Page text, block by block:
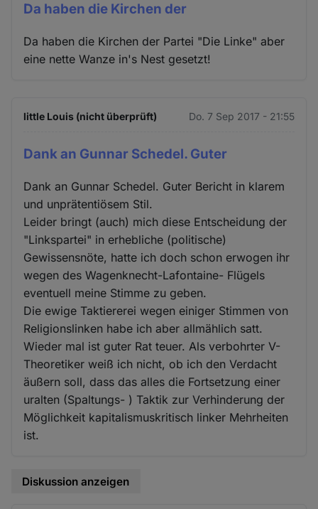
Da haben die Kirchen der
Da haben die Kirchen der Partei "Die Linke" aber
eine nette Wanze in's Nest gesetzt!
little Louis (nicht überprüft) Do. 7 Sep 2017 - 21:55
Dank an Gunnar Schedel. Guter
Dank an Gunnar Schedel. Guter Bericht in klarem
und unprätentiösem Stil.
Leider bringt (auch) mich diese Entscheidung der
"Linkspartei" in erhebliche (politische)
Gewissensnöte, hatte ich doch schon erwogen ihr
wegen des Wagenknecht-Lafontaine- Flügels
eventuell meine Stimme zu geben.
Die ewige Taktiererei wegen einiger Stimmen von
Religionslinken habe ich aber allmählich satt.
Wieder mal ist guter Rat teuer. Als verbohrter V-
Theoretiker weiß ich nicht, ob ich den Verdacht
äußern soll, dass das alles die Fortsetzung einer
uralten (Spaltungs- ) Taktik zur Verhinderung der
Möglichkeit kapitalismuskritisch linker Mehrheiten
ist.
Diskussion anzeigen